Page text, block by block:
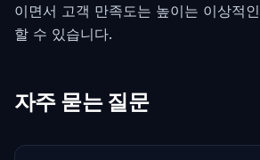
이면서 고객 만족도는 높이는 이상적
할 수 있습니다.
자주 묻는 질문